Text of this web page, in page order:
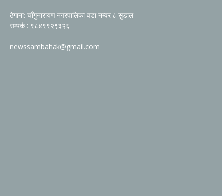
ठेगाना: चाँगुनारायण नगरपालिका वडा नम्वर ८ सुडाल
सम्पर्क : ९८४९९२९३२६
newssambahak@gmail.com